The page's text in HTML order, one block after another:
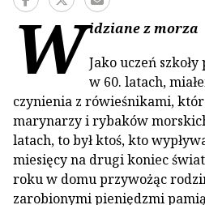
Widziane z morza
Jako uczeń
w 60. latach,
czynienia z rówieśnikami,
marynarzy i rybaków
latach, to był ktoś, kto
miesięcy na drugi koniec
roku w domu przywożąc
zarobionymi pieniędzmi